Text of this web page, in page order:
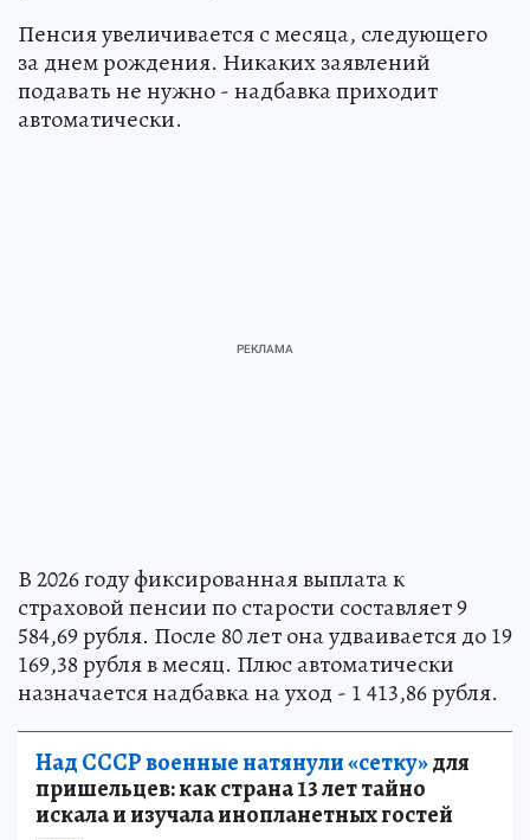
Пенсия увеличивается с месяца, следующего
за днем рождения. Никаких заявлений
подавать не нужно - надбавка приходит
автоматически.
В 2026 году фиксированная выплата к
страховой пенсии по старости составляет 9
584,69 рубля. После 80 лет она удваивается до 19
169,38 рубля в месяц. Плюс автоматически
назначается надбавка на уход - 1 413,86 рубля.
Над СССР военные натянули «сетку»для
пришельцев: как страна 13 лет тайно
искала и изучала инопланетных гостей